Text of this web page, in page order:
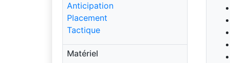
Anticipation
Placement
Tactique
Matériel